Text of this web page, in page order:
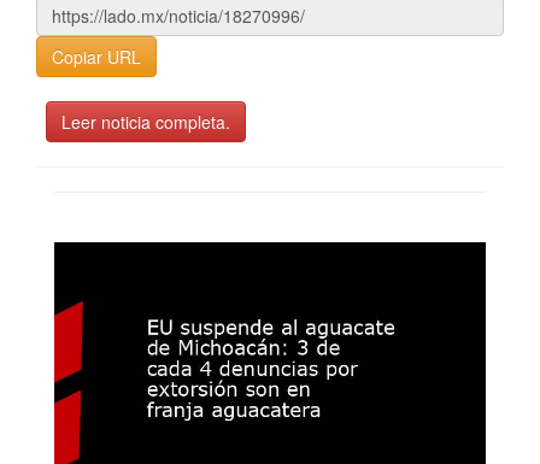
Copiar URL
Leer noticia completa.